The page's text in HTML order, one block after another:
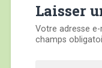
Laisser
Votre adresse
champs